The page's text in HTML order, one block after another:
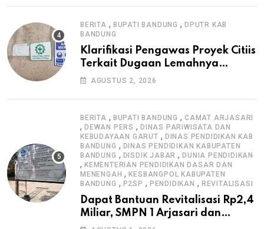
BERITA , BUPATI BANDUNG ,DPUTR KAB
BANDUNG
Klarifikasi Pengawas Proyek Citiis
Terkait Dugaan Lemahnya
Pengawasan K3
AGUSTUS 2, 2026
BERITA , BUPATI BANDUNG ,CAMAT ARJASARI
, DEWAN PERS , DINAS PARIWISATA DAN
KEBUDAYAAN GARUT , DINAS PENDIDIKAN KAB
BANDUNG , DINAS PENDIDIKAN KABUPATEN
BANDUNG , DISDIK JABAR ,DUNIA PENDIDIKAN
, KEMENTERIAN PENDIDIKAN DASAR DAN
MENENGAH ,KESBANGPOL KABUPATEN
BANDUNG , P2SP , PENDIDIKAN , REVITALISASI
Dapat Bantuan Revitalisasi Rp2,4
Miliar, SMPN 1 Arjasari dan
Masyarakat Sambut Antusias